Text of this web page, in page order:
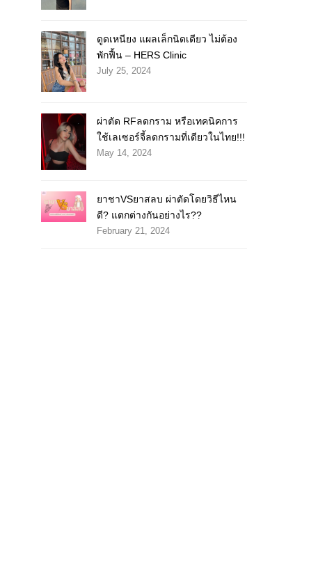
ดูดเหนียง แผลเล็กนิดเดียว ไม่ต้อง
พักฟื้น – HERS Clinic
July 25, 2024
ผ่าตัด RFลดกราม หรือเทคนิคการ
ใช้เลเซอร์จี้ลดกรามที่เดียวในไทย!!!
May 14, 2024
ยาชาVSยาสลบ ผ่าตัดโดยวิธีไหน
ดี? แตกต่างกันอย่างไร??
February 21, 2024